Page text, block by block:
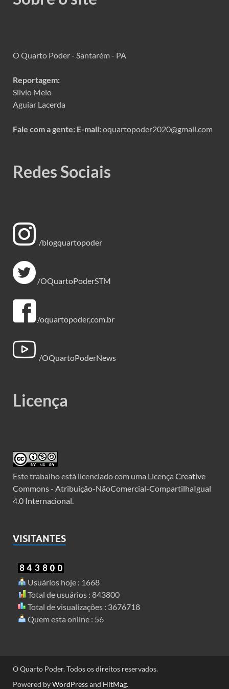
O Quarto Poder - Santarém - PA
Reportagem:
Silvio Melo
Aguiar Lacerda
Fale com a gente: E-mail:oquartopoder2020@gmail.com
Redes Sociais
/blogquartopoder
/OQuartoPoderSTM
/oquartopoder,com.br
/OQuartoPoderNews
Licença
Este trabalho está licenciado com uma Licença Creative
Commons - Atribuição-NãoComercial-CompartilhaIgual
4.0 Internacional
VISITANTES
Usuários hoje : 1668
Total de usuários : 843800
Total de visualizações : 3676718
Quem esta online : 56
O Quarto Poder. Todos os direitos reservados.
Powered byWordPressand HitMag.